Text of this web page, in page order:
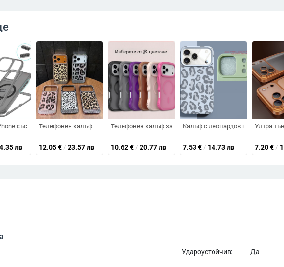
ретро модел на личи, изкуствена кожа, релефно гравиране, удароустойчив
със усещане на кожа и магнит — матово покритие, защита от изпускане
лв
Телефонен калъф – силикон, електроплатинация, антиудар, антиотпечатъци,
12.05€ / 23.57 лв
Телефонен калъф за iPhone 17 Pro Max, заден капак,
10.62€ / 20.77 лв
Калъф с леопардов принт за
7.53€ / 14.73 лв
Ултра
7.20€ /
Удароустойчив:
Да